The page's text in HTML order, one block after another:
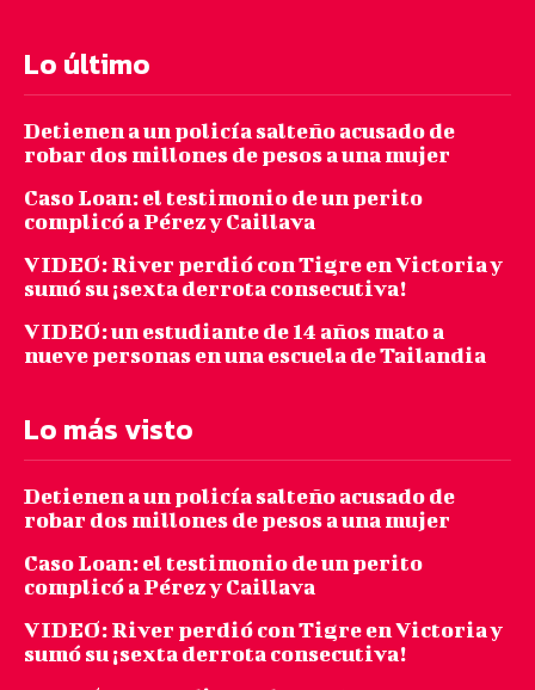
Lo último
Detienen a un policía salteño acusado de
robar dos millones de pesos a una mujer
Caso Loan: el testimonio de un perito
complicó a Pérez y Caillava
VIDEO: River perdió con Tigre en Victoria y
sumó su ¡sexta derrota consecutiva!
VIDEO: un estudiante de 14 años mato a
nueve personas en una escuela de Tailandia
Lo más visto
Detienen a un policía salteño acusado de
robar dos millones de pesos a una mujer
Caso Loan: el testimonio de un perito
complicó a Pérez y Caillava
VIDEO: River perdió con Tigre en Victoria y
sumó su ¡sexta derrota consecutiva!